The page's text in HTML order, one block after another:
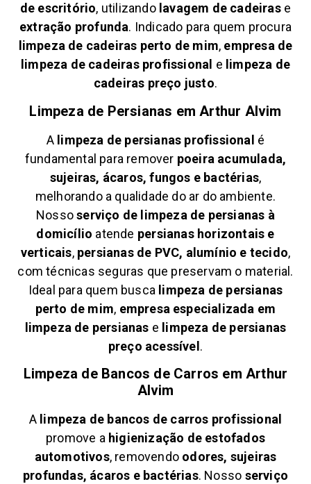
de escritório, utilizando lavagem de cadeirase
extração profunda. Indicado para quem procura
limpeza de cadeiras perto de mim, empresa de
limpeza de cadeiras profissional e limpeza de
cadeiras preço justo.
Limpeza de Persianas em Arthur Alvim
A limpeza de persianas profissional é
fundamental para remover poeira acumulada,
sujeiras, ácaros, fungos e bactérias,
melhorando a qualidade do ar do ambiente.
Nossoserviço de limpeza de persianas à
domicílio atende persianas horizontais e
verticais, persianas de PVC, alumínio e tecido,
com técnicas seguras que preservam o material.
Ideal para quem busca limpeza de persianas
perto de mim, empresa especializada em
limpeza de persianas e limpeza de persianas
preço acessível.
Limpeza de Bancos de Carros em Arthur
Alvim
A limpeza de bancos de carros profissional
promove a higienização de estofados
automotivos, removendo odores, sujeiras
profundas, ácaros e bactérias. Nosso serviço